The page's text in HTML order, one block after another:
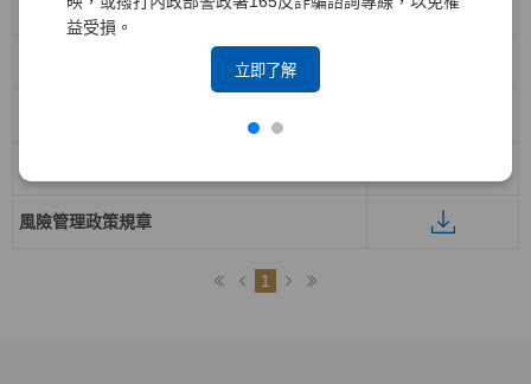
益受損。
立即了解
董事會議事規範
關係人相互間財務業務相關作業辦法
資訊安全政策
風險管理政策規章
1